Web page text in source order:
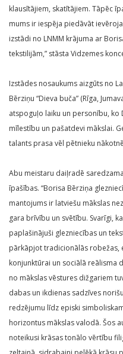
klausītājiem, skatītājiem. Tāpēc
mums ir iespēja piedāvāt
izstādi no LNMM krājuma ar
tekstilijām,” stāsta Vidzemes
Izstādes nosaukums aizgūts no
Bērziņu “Dieva buča” (Rīga,
atspoguļo laiku un personību, ko
mīlestību un pašatdevi mākslai.
talants prasa vēl pētnieku
Abu meistaru daiļradē
īpašības. “Borisa Bērziņa
mantojums ir latviešu mākslas
gara brīvību un svētību. Svarīgi,
paplašinājuši glezniecības un
pārkāpjot tradicionālās
konjunktūrai un sociālā reālisma
no mākslas vēstures dižgariem
dabas un ikdienas sadzīves
redzējumu līdz episki
horizontus mākslas valodā. Šos
noteikusi krāsas tonālo vērtību